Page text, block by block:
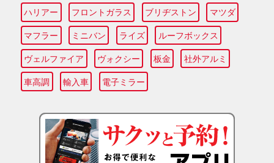
ハリアー フロントガラス ブリヂストン マツダ
マフラー ミニバン ライズ ルーフボックス
ヴェルファイア ヴォクシー 板金 社外アルミ
車高調 輸入車 電子ミラー